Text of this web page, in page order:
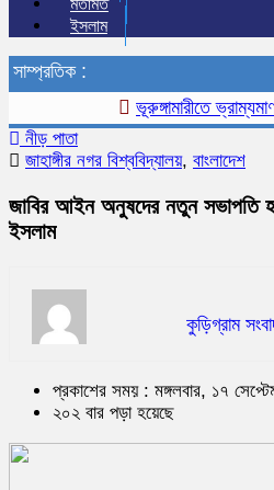
মতামত
ইসলাম
সাম্প্রতিক :
ভূরুঙ্গামারীতে ভ্রাম্যমাণ
নীড় পাতা
জাহাঙ্গীর নগর বিশ্ববিদ্যালয়, বাংলাদেশ
জাবির আইন অনুষদের নতুন সভাপতি
ইসলাম
কুড়িগ্রাম
প্রকাশের সময় : মঙ্গলবার, ১৭
২০২ বার পড়া হয়েছে